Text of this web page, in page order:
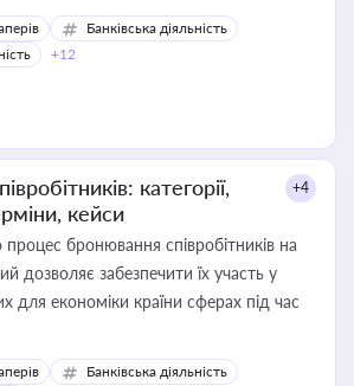
Банківська діяльність
+12
категорії,
кейси
+4
бронювання співробітників на
дозволяє забезпечити їх участь у
для економіки країни сферах під час
Банківська діяльність